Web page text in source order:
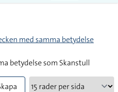
med samma betydelse
betydelse som Skanstull